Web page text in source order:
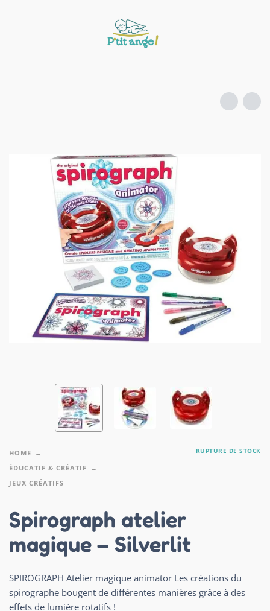
HOME
ÉDUCATIF & CRÉATIF
JEUX CRÉATIFS
RUPTURE DE STOCK
Spirograph atelier
magique – Silverlit
SPIROGRAPH Atelier magique animator Les créations du
spirographe bougent de différentes manières grâce à des
effets de lumière rotatifs !